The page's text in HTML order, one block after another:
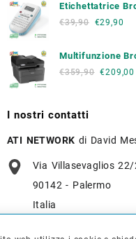
Etichettatrice
€39,90 €29,90
Multifunzione
€359,90 €209,00
I nostri contatti
ATI NETWORK di David
Via Villasevaglios 22/
90142 - Palermo
Italia